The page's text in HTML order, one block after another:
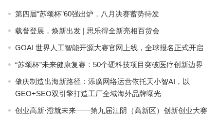
第四届“苏颂杯”60强出炉，八月决赛蓄势待发
载誉登展，焕新出发 | 思乐得全新亮相百货会
GOAI 世界人工智能开源大赛官网上线，全球报名正式开启
“苏颂杯”未来健康复赛：50个硬科技项目突破医疗创新边界
肇庆制造出海新路径：添廣网络运营依托天小智AI，以
GEO+SEO双引擎打造工厂全域海外品牌曝光
创业高新·澄就未来——第九届江阴（高新区）创新创业大赛